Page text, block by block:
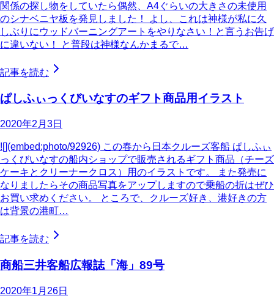
関係の探し物をしていたら偶然、A4ぐらいの大きさの未使用
のシナベニヤ板を発見しました！ よし、これは神様が私に久
しぶりにウッドバーニングアートをやりなさい！と言うお告げ
に違いない！ と普段は神様なんかまるで…
記事を読む
ぱしふぃっくびいなすのギフト商品用イラスト
2020年2月3日
![](embed:photo/92926) この春から日本クルーズ客船 ぱしふぃ
っくびいなすの船内ショップで販売されるギフト商品（チーズ
ケーキとクリーナークロス）用のイラストです。 また発売に
なりましたらその商品写真をアップしますので乗船の折はぜひ
お買い求めください。 ところで、クルーズ好き、港好きの方
は背景の港町…
記事を読む
商船三井客船広報誌「海」89号
2020年1月26日